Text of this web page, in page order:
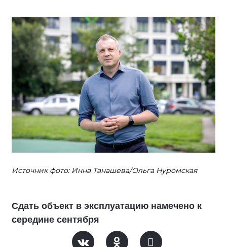
Источник фото: Инна Танашева/Ольга Нуромская
Сдать объект в эксплуатацию намечено к
середине сентября